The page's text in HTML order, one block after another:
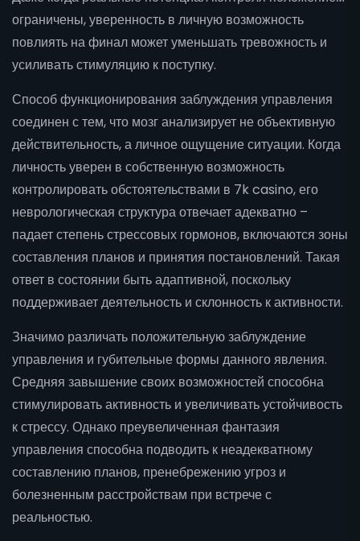
ограничены, уверенность в личную возможность
повлиять на финал может уменьшать тревожность и
усиливать стимуляцию к поступку.
Способ функционирования заблуждения управления
соединен с тем, что мозг анализирует не объективную
действительность, а личное ощущение ситуации. Когда
личность уверен в собственную возможность
контролировать обстоятельствами в 7k casino, его
неврологическая структура отвечает адекватно –
падает степень стрессовых гормонов, включаются зоны
составления планов и принятия постановлений. Такая
ответ в состоянии быть адаптивной, поскольку
поддерживает деятельность и склонность к активности.
Значимо различать положительную заблуждение
управления и губительные формы данного явления.
Средняя завышение своих возможностей способна
стимулировать активность и увеличивать устойчивость
к стрессу. Однако преувеличенная фантазия
управления способна подводить к неадекватному
составлению планов, пренебрежению угроз и
болезненным расстройствам при встрече с
реальностью.